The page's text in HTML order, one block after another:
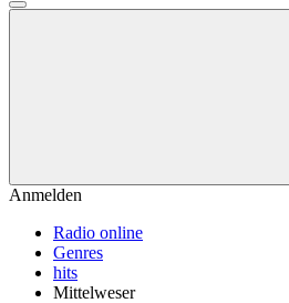
Anmelden
Radio online
Genres
hits
Mittelweser